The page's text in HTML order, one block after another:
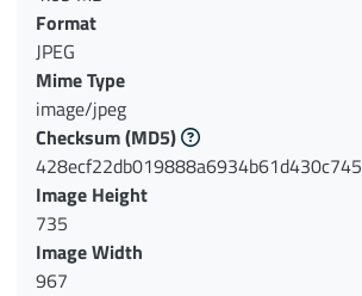
Format
JPEG
Mime Type
image/jpeg
Checksum(MD5)
428ecf22db019888a6934b61d430c745
Image Height
735
Image Width
967